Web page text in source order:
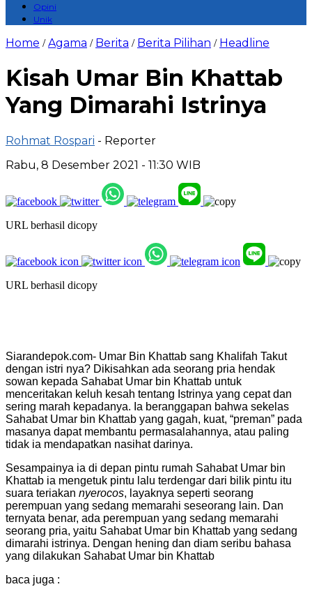
Opini
Unik
Home /Agama / Berita / Berita Pilihan / Headline
Kisah Umar Bin Khattab
Yang Dimarahi Istrinya
Rohmat Rospari - Reporter
Rabu, 8 Desember 2021 - 11:30 WIB
URL berhasil dicopy
URL berhasil dicopy
Siarandepok.com- Umar Bin Khattab sang Khalifah Takut
dengan istri nya? Dikisahkan ada seorang pria hendak
sowan kepada Sahabat Umar bin Khattab untuk
menceritakan keluh kesah tentang Istrinya yang cepat dan
sering marah kepadanya. Ia beranggapan bahwa sekelas
Sahabat Umar bin Khattab yang gagah, kuat, “preman” pada
masanya dapat membantu permasalahannya, atau paling
tidak ia mendapatkan nasihat darinya.
Sesampainya ia di depan pintu rumah Sahabat Umar bin
Khattab ia mengetuk pintu lalu terdengar dari bilik pintu itu
suara teriakan nyerocos, layaknya seperti seorang
perempuan yang sedang memarahi seseorang lain. Dan
ternyata benar, ada perempuan yang sedang memarahi
seorang pria, yaitu Sahabat Umar bin Khattab yang sedang
dimarahi istrinya. Dengan hening dan diam seribu bahasa
yang dilakukan Sahabat Umar bin Khattab
baca juga :